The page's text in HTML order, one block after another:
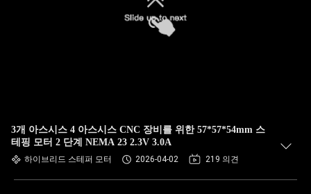
3개 아스시스 4 아스시스 CNC 장비를 위한 57*57*54mm 스
테핑 모터 2 단계 NEMA 23 2.3V 3.0A
하이브리드 스테퍼 모터 2026-04-02 219 의견